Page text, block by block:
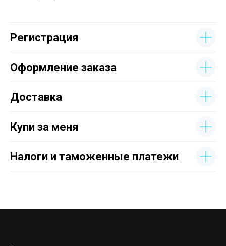
Регистрация
Оформление заказа
Доставка
Купи за меня
Налоги и таможенные платежи